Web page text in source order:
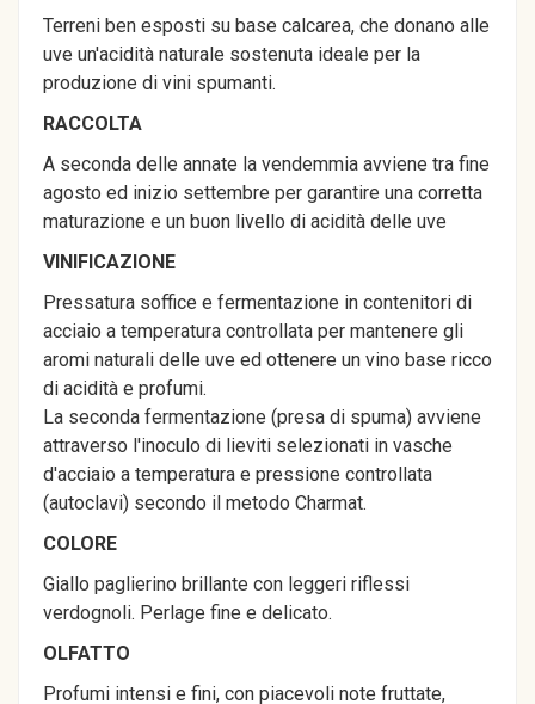
Terreni ben esposti su base calcarea, che donano alle
uve un'acidità naturale sostenuta ideale per la
produzione di vini spumanti.
RACCOLTA
A seconda delle annate la vendemmia avviene tra fine
agosto ed inizio settembre per garantire una corretta
maturazione e un buon livello di acidità delle uve
VINIFICAZIONE
Pressatura soffice e fermentazione in contenitori di
acciaio a temperatura controllata per mantenere gli
aromi naturali delle uve ed ottenere un vino base ricco
di acidità e profumi.
La seconda fermentazione (presa di spuma) avviene
attraverso l'inoculo di lieviti selezionati in vasche
d'acciaio a temperatura e pressione controllata
(autoclavi) secondo il metodo Charmat.
COLORE
Giallo paglierino brillante con leggeri riflessi
verdognoli. Perlage fine e delicato.
OLFATTO
Profumi intensi e fini, con piacevoli note fruttate,